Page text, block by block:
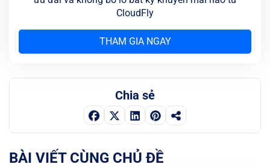
CloudFly
THAM GIA NGAY
Chia sẻ
BÀI VIẾT CÙNG CHỦ ĐỀ